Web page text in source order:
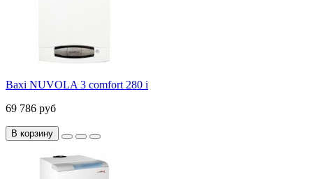
Baxi NUVOLA 3 comfort 280 i
69 786 руб
В корзину